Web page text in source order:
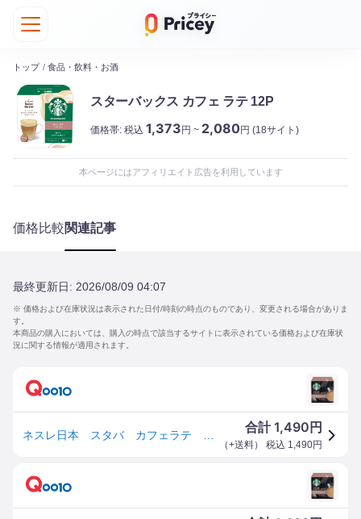
トップ / 食品・飲料・お酒
スターバックス カフェ ラテ 12P
価格帯: 税込 1,373 円 ~ 2,080円 (18サイト)
本ページにはアフィリエイト広告を利用しています
価格比較関連記事
最終更新日: 2026/08/09 04:07
※ 価格および在庫状況は表示された日付/時刻の時点のものであり、変更される場合がありま
す。
本商品の購入においては、購入の時点で該当するサイトに表示されている価格および在庫状
況に関する情報が適用されます。
合計1,490 円
（+送料） 税込 1,490円